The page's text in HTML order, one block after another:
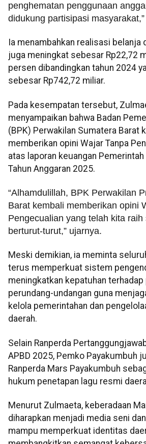
penghematan penggunaan
didukung partisipasi
Ia menambahkan realisasi belanja
juga meningkat sebesar Rp22,72
persen dibandingkan tahun 2024
sebesar Rp742,72 miliar.
Pada kesempatan tersebut,
menyampaikan bahwa Badan
(BPK) Perwakilan Sumatera Barat
memberikan opini Wajar Tanpa
atas laporan keuangan
Tahun Anggaran 2025.
“Alhamdulillah, BPK Perwakilan
Barat kembali memberikan opini
Pengecualian yang telah kita
berturut-turut,” ujarnya.
Meski demikian, ia meminta
terus memperkuat sistem
meningkatkan kepatuhan terhadap
perundang-undangan guna
kelola pemerintahan dan
daerah.
Selain Ranperda
APBD 2025, Pemko Payakumbuh
Ranperda Mars Payakumbuh
hukum penetapan lagu resmi
Menurut Zulmaeta, keberadaan
diharapkan menjadi media seni
mampu memperkuat identitas